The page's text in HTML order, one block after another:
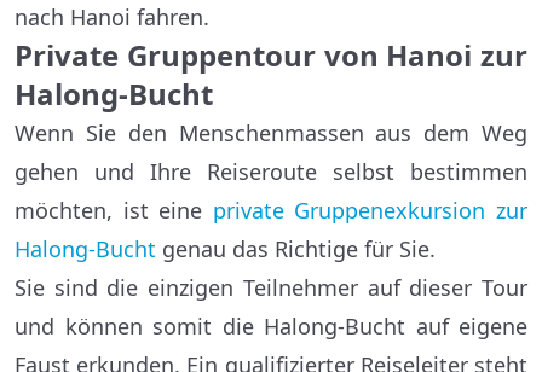
nach Hanoi fahren.
Private Gruppentour von Hanoi zur
Halong-Bucht
Wenn Sie den Menschenmassen aus dem Weg
gehen und Ihre Reiseroute selbst bestimmen
möchten, ist eine private Gruppenexkursion zur
Halong-Bucht genau das Richtige für Sie.
Sie sind die einzigen Teilnehmer auf dieser Tour
und können somit die Halong-Bucht auf eigene
Faust erkunden. Ein qualifizierter Reiseleiter steht